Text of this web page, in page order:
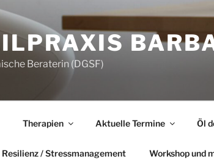
Beraterin (DGSF)
Therapien Aktuelle Termine Öl
Resilienz / Stressmanagement Workshop und